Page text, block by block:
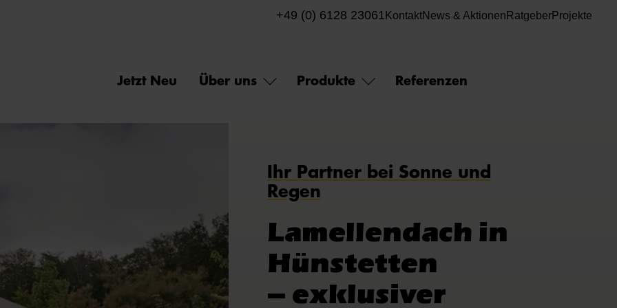
+49 (0) 6128 23061 KontaktNews & Aktionen RatgeberProjekte
Jetzt Neu Über uns Produkte Referenzen
Ihr Partner bei Sonne und
Regen
Lamellendach in
Hünstetten
– exklusiver